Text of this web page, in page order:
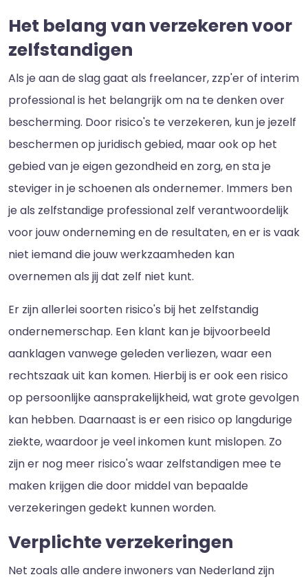
Het belang van verzekeren voor
zelfstandigen
Als je aan de slag gaat als freelancer, zzp'er of interim
professional is het belangrijk om na te denken over
bescherming. Door risico's te verzekeren, kun je jezelf
beschermen op juridisch gebied, maar ook op het
gebied van je eigen gezondheid en zorg, en sta je
steviger in je schoenen als ondernemer. Immers ben
je als zelfstandige professional zelf verantwoordelijk
voor jouw onderneming en de resultaten, en er is vaak
niet iemand die jouw werkzaamheden kan
overnemen als jij dat zelf niet kunt.
Er zijn allerlei soorten risico's bij het zelfstandig
ondernemerschap. Een klant kan je bijvoorbeeld
aanklagen vanwege geleden verliezen, waar een
rechtszaak uit kan komen. Hierbij is er ook een risico
op persoonlijke aansprakelijkheid, wat grote gevolgen
kan hebben. Daarnaast is er een risico op langdurige
ziekte, waardoor je veel inkomen kunt mislopen. Zo
zijn er nog meer risico's waar zelfstandigen mee te
maken krijgen die door middel van bepaalde
verzekeringen gedekt kunnen worden.
Verplichte verzekeringen
Net zoals alle andere inwoners van Nederland zijn